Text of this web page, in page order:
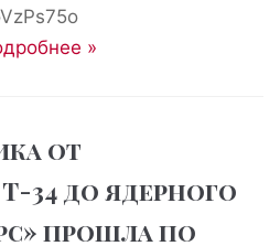
»
от
34 до ядерного
прошла по